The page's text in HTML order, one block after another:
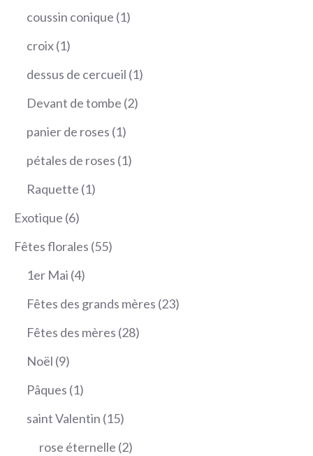
produit
coussin conique 11
croix 11
produit
dessus de cercueil 11
Devant de tombe 22
panier de roses 11
produit
pétales de roses 11
Raquette 11
Exotique 66
produits
Fêtes florales 5555
1er Mai 44
produits
Fêtes des grands mères 2323
Fêtes des mères 2828
Noël 99
produits
Pâques 11
produit
saint Valentin 1515
produits
rose éternelle 22